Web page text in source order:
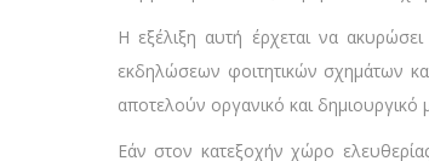
Η εξέλιξη αυτή έρχεται να
εκδηλώσεων φοιτητικών σχημάτων
αποτελούν οργανικό και δημιουργικό
Εάν στον κατεξοχήν χώρο